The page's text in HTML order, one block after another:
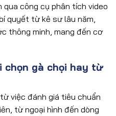
qua công cụ phân tích video
quyết từ kê sư lâu năm,
thông minh, mang đến cơ
chọn gà chọi hay từ
việc đánh giá tiêu chuẩn
từ ngoại hình đến dòng